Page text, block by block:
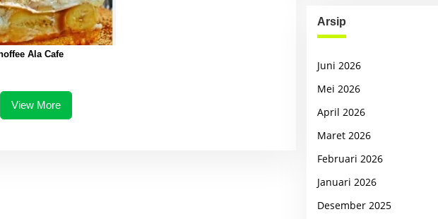
Ala Cafe
View More
Arsip
Juni 2026
Mei 2026
April 2026
Maret 2026
Februari 2026
Januari 2026
Desember 2025